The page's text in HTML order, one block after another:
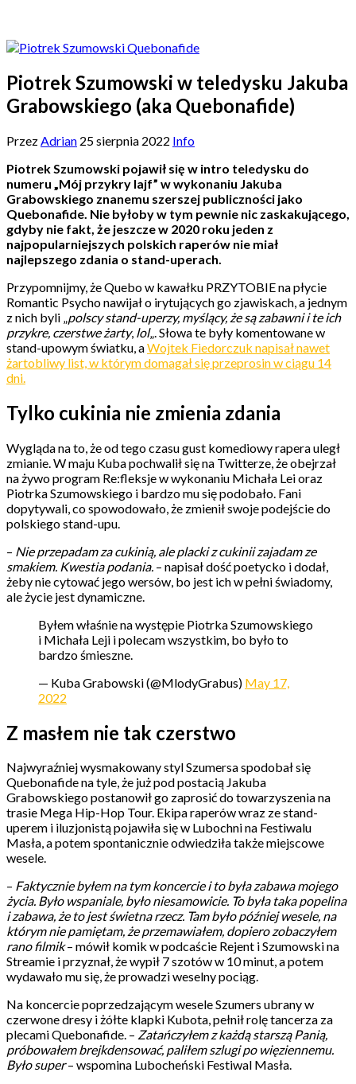
Piotrek Szumowski w teledysku Jakuba
Grabowskiego (aka Quebonafide)
PrzezAdrian 25 sierpnia 2022 Info
Piotrek Szumowski pojawił się w intro teledysku do
numeru „Mój przykry lajf” w wykonaniu Jakuba
Grabowskiego znanemu szerszej publiczności jako
Quebonafide. Nie byłoby w tym pewnie nic zaskakującego,
gdyby nie fakt, że jeszcze w 2020 roku jeden z
najpopularniejszych polskich raperów nie miał
najlepszego zdania o stand-uperach.
Przypomnijmy, że Quebo w kawałku PRZYTOBIE na płycie
Romantic Psycho nawijał o irytujących go zjawiskach, a jednym
z nich byli „polscy stand-uperzy, myślący, że są zabawni i te ich
przykre, czerstwe żarty, lol„. Słowa te były komentowane w
stand-upowym światku, aWojtek Fiedorczuk napisał nawet
żartobliwy list, w którym domagał się przeprosin w ciągu 14
dni.
Tylko cukinia nie zmienia zdania
Wygląda na to, że od tego czasu gust komediowy rapera uległ
zmianie. W maju Kuba pochwalił się na Twitterze, że obejrzał
na żywo program Re:fleksje w wykonaniu Michała Lei oraz
Piotrka Szumowskiego i bardzo mu się podobało. Fani
dopytywali, co spowodowało, że zmienił swoje podejście do
polskiego stand-upu.
– Nie przepadam za cukinią, ale placki z cukinii zajadam ze
smakiem. Kwestia podania. – napisał dość poetycko i dodał,
żeby nie cytować jego wersów, bo jest ich w pełni świadomy,
ale życie jest dynamiczne.
Byłem właśnie na występie Piotrka Szumowskiego
i Michała Leji i polecam wszystkim, bo było to
bardzo śmieszne.
— Kuba Grabowski (@MlodyGrabus) May 17,
2022
Z masłem nie tak czerstwo
Najwyraźniej wysmakowany styl Szumersa spodobał się
Quebonafide na tyle, że już pod postacią Jakuba
Grabowskiego postanowił go zaprosić do towarzyszenia na
trasie Mega Hip-Hop Tour. Ekipa raperów wraz ze stand-
uperem i iluzjonistą pojawiła się w Lubochni na Festiwalu
Masła, a potem spontanicznie odwiedziła także miejscowe
wesele.
– Faktycznie byłem na tym koncercie i to była zabawa mojego
życia. Było wspaniale, było niesamowicie. To była taka popelina
i zabawa, że to jest świetna rzecz. Tam było później wesele, na
którym nie pamiętam, że przemawiałem, dopiero zobaczyłem
rano filmik– mówił komik w podcaście Rejent i Szumowski na
Streamie i przyznał, że wypił 7 szotów w 10 minut, a potem
wydawało mu się, że prowadzi weselny pociąg.
Na koncercie poprzedzającym wesele Szumers ubrany w
czerwone dresy i żółte klapki Kubota, pełnił rolę tancerza za
plecami Quebonafide. – Zatańczyłem z każdą starszą Panią,
próbowałem brejkdensować, paliłem szlugi po więziennemu.
Było super– wspomina Lubocheński Festiwal Masła.